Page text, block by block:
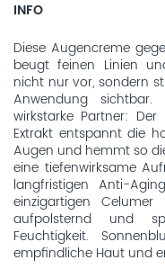
INFO
Diese Augencreme
beugt feinen Linien
nicht nur vor, sondern
Anwendung
wirkstarke Partner:
Extrakt entspannt die
Augen und hemmt so
eine tiefenwirksame
langfristigen Anti-
einzigartigen Celumer
aufpolsternd und
Feuchtigkeit.
empfindliche Haut und